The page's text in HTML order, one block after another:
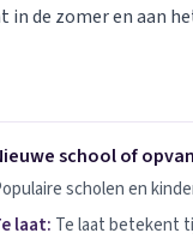
de zomer en aan
school of opvang
school of
scholen en
laat: Te laat betekent